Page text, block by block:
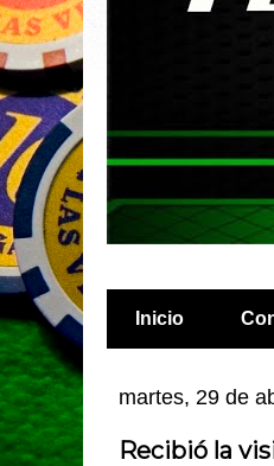
Inicio
martes, 29 de
Recibió la